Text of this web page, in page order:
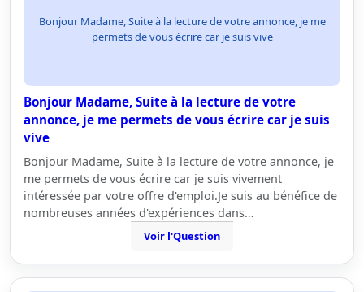
Bonjour Madame, Suite à la lecture de votre annonce, je me
permets de vous écrire car je suis vive
Bonjour Madame, Suite à la lecture de votre
annonce, je me permets de vous écrire car je suis
vive
Bonjour Madame, Suite à la lecture de votre annonce, je
me permets de vous écrire car je suis vivement
intéressée par votre offre d'emploi.Je suis au bénéfice de
nombreuses années d'expériences dans…
Voir l'Question